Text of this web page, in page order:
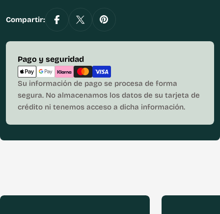
Compartir:
Pago y seguridad
Métodos
de
pago
Su información de pago se procesa de forma
segura. No almacenamos los datos de su tarjeta de
crédito ni tenemos acceso a dicha información.